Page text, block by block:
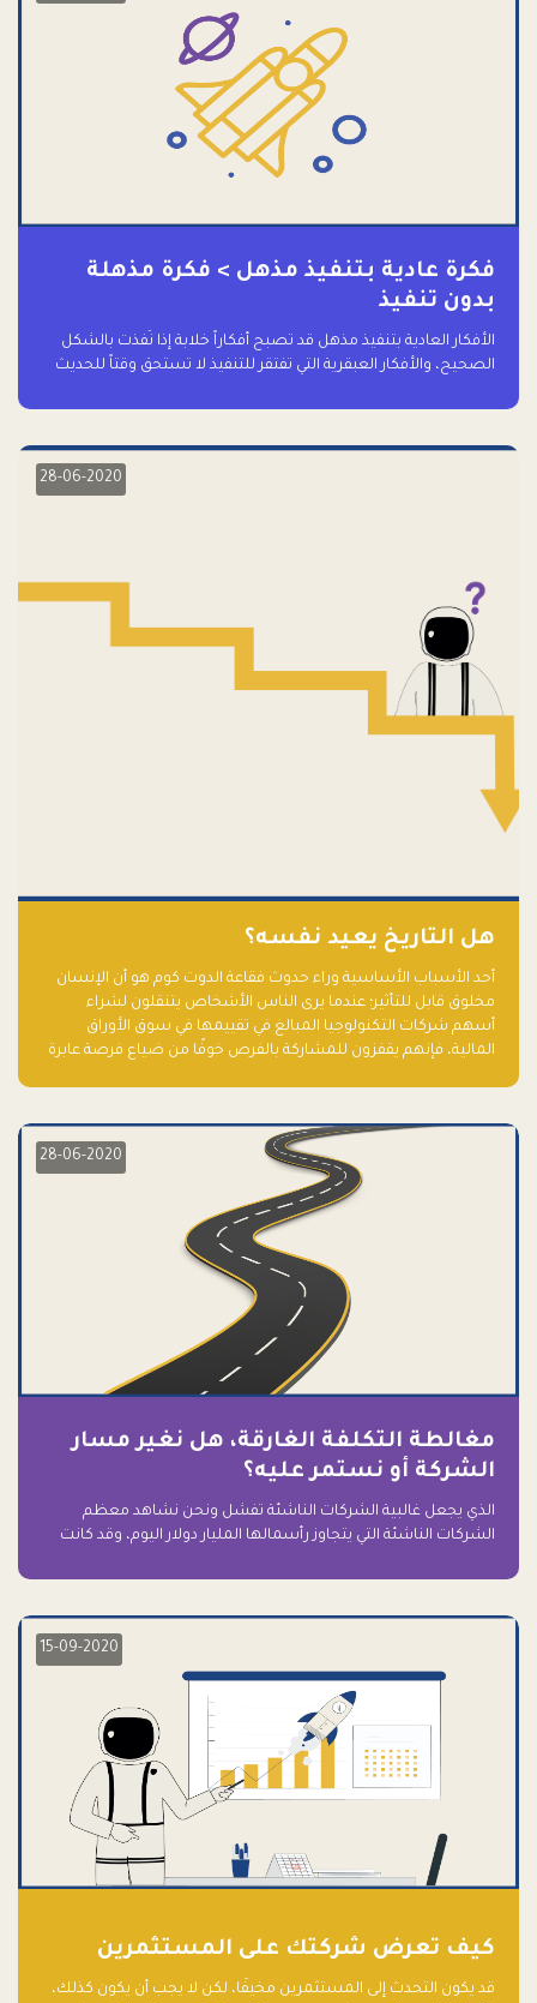
فكرة عادية بتنفيذ مذهل > فكرة مذهلة
بدون تنفيذ
الأفكار العادية بتنفيذ مذهل قد تصبح أفكاراً خلابة إذا نُفذت بالشكل
الصحيح، والأفكار العبقرية التي تفتقر للتنفيذ لا تستحق وقتاً للحديث
28-06-2020
هل التاريخ يعيد نفسه؟
أحد الأسباب الأساسية وراء حدوث فقاعة الدوت كوم هو أن الإنسان
مخلوق قابل للتأثير؛ عندما يرى الناس الأشخاص يتنقلون لشراء
أسهم شركات التكنولوجيا المبالغ في تقييمها في سوق الأوراق
المالية، فإنهم يقفزون للمشاركة بالفرص خوفًا من ضياع فرصة عابرة
28-06-2020
مغالطة التكلفة الغارقة، هل نغير مسار
الشركة أو نستمر عليه؟
الذي يجعل غالبية الشركات الناشئة تفشل ونحن نشاهد معظم
الشركات الناشئة التي يتجاوز رأسمالها المليار دولار اليوم، وقد كانت
15-09-2020
كيف تعرض شركتك على المستثمرين
قد يكون التحدث إلى المستثمرين مخيفًا، لكن لا يجب أن يكون كذلك،